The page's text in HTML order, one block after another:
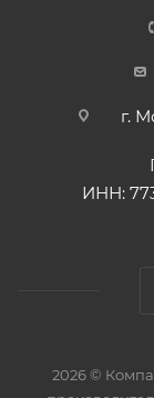
г.
ИНН:
2026 ©